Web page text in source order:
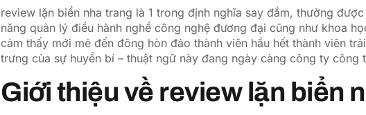
review lặn biển nha trang là 1 trong định nghĩa say đắm, thường
năng quản lý điều hành nghề công nghệ đương đại cũng như khoa
cảm thấy mới mẻ đến đông hòn đảo thành viên hầu hết thành viên
trưng của sự huyền bí – thuật ngữ này đang ngày càng công ty
Giới thiệu về review lặn biển